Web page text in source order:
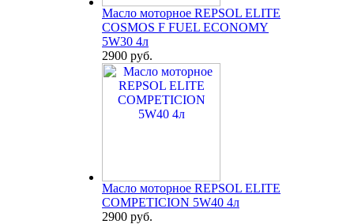
Масло моторное REPSOL ELITE
COSMOS F FUEL ECONOMY
5W30 4л
2900 руб.
Масло моторное REPSOL ELITE
COMPETICION 5W40 4л
2900 руб.